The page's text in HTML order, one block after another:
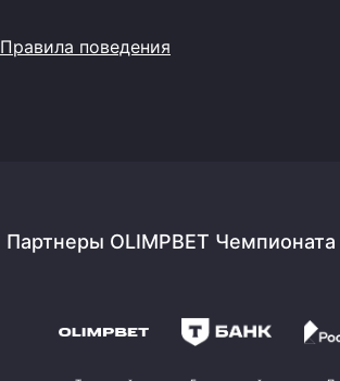
Правила поведения
Партнеры OLIMPBET